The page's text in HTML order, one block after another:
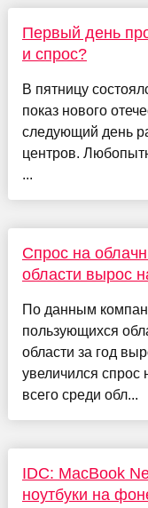
Первый день
и спрос?
В пятницу
показ нового
следующий день
центров.
...
Спрос на
области вырос
По данным
пользующихся
области за год
увеличился
всего среди обл...
IDC: MacBook
ноутбуки на